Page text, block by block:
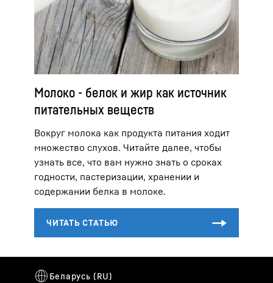
Молоко - белок и жир как источник
питательных веществ
Вокруг молока как продукта питания ходит
множество слухов. Читайте далее, чтобы
узнать все, что вам нужно знать о сроках
годности, пастеризации, хранении и
содержании белка в молоке.